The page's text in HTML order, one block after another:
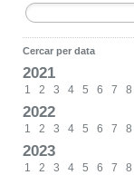
Cercar per data
2021
1 2 3 4 5 6 7 8
2022
1 2 3 4 5 6 7 8
2023
1 2 3 4 5 6 7 8